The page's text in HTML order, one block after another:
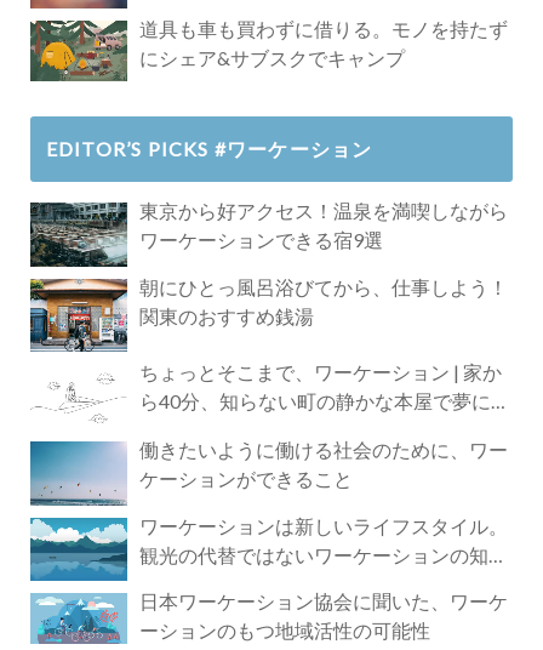
道具も車も買わずに借りる。モノを持たず
にシェア&サブスクでキャンプ
EDITOR’S PICKS #ワーケーション
東京から好アクセス！温泉を満喫しながら
ワーケーションできる宿9選
朝にひとっ風呂浴びてから、仕事しよう！
関東のおすすめ銭湯
ちょっとそこまで、ワーケーション | 家か
ら40分、知らない町の静かな本屋で夢に近
働きたいように働ける社会のために、ワー
ケーションができること
ワーケーションは新しいライフスタイル。
観光の代替ではないワーケーションの知ら
日本ワーケーション協会に聞いた、ワーケ
ーションのもつ地域活性の可能性